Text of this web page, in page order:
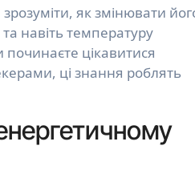
як змінювати
навіть температуру
цікавитися
ці знання роблять